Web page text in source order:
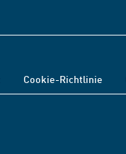
Cookie-Richtlinie